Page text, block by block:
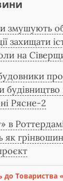
змушують
захищати
на
Рясне-2
в
як
до Товариства